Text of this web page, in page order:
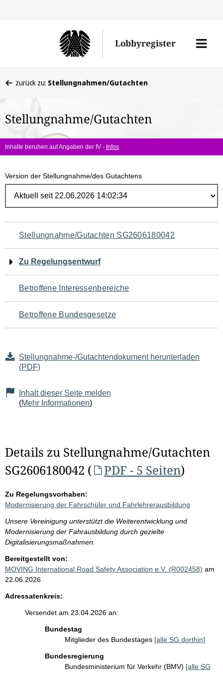
Lobbyregister
Menü
befinden
hier:
zurück zu: Stellungnahmen/Gutachten
Stellungnahme/Gutachten
Inhalte beruhen auf Angaben der IV - Infos
Version der Stellungnahme/des Gutachtens
Navigation
für
den
Seiteninhalt
Stellungnahme/Gutachten SG2606180042
Zu Regelungsentwurf
Betroffene Interessenbereiche
Betroffene Bundesgesetze
Stellungnahme-/Gutachtendokument herunterladen
(PDF)
Inhalt dieser Seite melden
(Mehr Informationen)
Details zu Stellungnahme/Gutachten
SG2606180042 (
PDF - 5 Seiten)
Zu Regelungsvorhaben:
Modernisierung der Fahrschüler und Fahrlehrerausbildung
Unsere Vereinigung unterstützt die Weiterentwicklung und
Modernisierung der Fahrausbildung durch gezielte
Digitalisierungsmaßnahmen.
Bereitgestellt von:
MOVING International Road Safety Association e.V. (R002458) am
22.06.2026
Adressatenkreis:
Versendet am 23.04.2026 an:
Bundestag
Mitglieder des Bundestages [alle SG dorthin]
Bundesregierung
Bundesministerium für Verkehr (BMV) [alle SG